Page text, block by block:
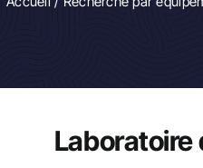
Laboratoire